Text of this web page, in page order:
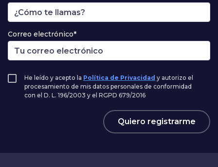
Correo electrónico*
He leído y acepto la Política de Privacidad y autorizo el
procesamiento de mis datos personales de conformidad
con el D. L. 196/2003 y el RGPD 679/2016
Quiero registrarme